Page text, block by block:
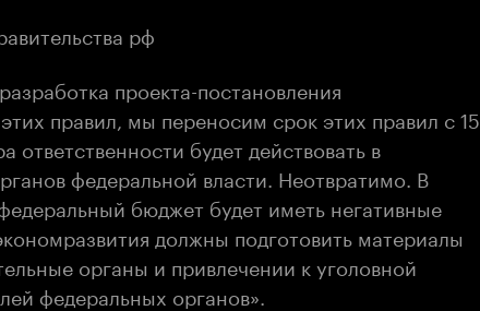
рф
проекта-постановления
правил, мы переносим срок этих правил с 15
ответственности будет действовать в
федеральной власти. Неотвратимо. В
бюджет будет иметь негативные
должны подготовить материалы
органы и привлечении к уголовной
федеральных органов».